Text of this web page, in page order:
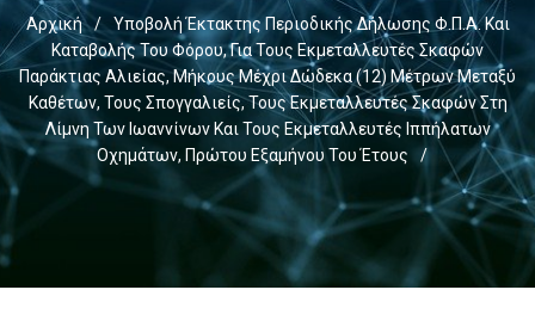
Αρχική /
Υποβολή Έκτακτης Περιοδικής Δήλωσης Φ.Π.Α. Και
Καταβολής Του Φόρου, Για Τους Εκμεταλλευτές Σκαφών
Παράκτιας Αλιείας, Μήκους Μέχρι Δώδεκα (12) Μέτρων Μεταξύ
Καθέτων, Τους Σπογγαλιείς, Τους Εκμεταλλευτές Σκαφών Στη
Λίμνη Των Ιωαννίνων Και Τους Εκμεταλλευτές Ιππήλατων
Οχημάτων, Πρώτου Εξαμήνου Του Έτους
/